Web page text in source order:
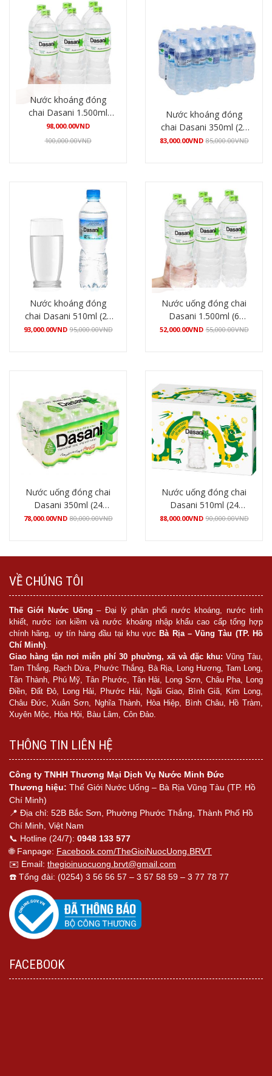
Nước khoáng đóng
chai Dasani 1.500ml
(12 chai/thùng)
98,000.00VND
100,000.00VND
Nước khoáng đóng
chai Dasani 350ml (24
chai/thùng)
83,000.00VND 85,000.00VND
Nước khoáng đóng
chai Dasani 510ml (24
chai/thùng)
93,000.00VND 95,000.00VND
Nước uống đóng chai
Dasani 1.500ml (6
chai/lốc)
52,000.00VND 55,000.00VND
Nước uống đóng chai
Dasani 350ml (24
chai/thùng)
78,000.00VND 80,000.00VND
Nước uống đóng chai
Dasani 510ml (24
chai/thùng)
88,000.00VND 90,000.00VND
VỀ CHÚNG TÔI
Thế Giới Nước Uống – Đại lý phân phối nước khoáng, nước tinh
khiết, nước ion kiềm và nước khoáng nhập khẩu cao cấp tổng hợp
chính hãng, uy tín hàng đầu tại khu vực Bà Rịa – Vũng Tàu (TP. Hồ
Chí Minh).
Giao hàng tận nơi miễn phí 30 phường, xã và đặc khu: Vũng Tàu,
Tam Thắng, Rạch Dừa, Phước Thắng, Bà Rịa, Long Hương, Tam Long,
Tân Thành, Phú Mỹ, Tân Phước, Tân Hải, Long Sơn, Châu Pha, Long
Điền, Đất Đỏ, Long Hải, Phước Hải, Ngãi Giao, Bình Giã, Kim Long,
Châu Đức, Xuân Sơn, Nghĩa Thành, Hòa Hiệp, Bình Châu, Hồ Tràm,
Xuyên Mộc, Hòa Hội, Bàu Lâm, Côn Đảo.
THÔNG TIN LIÊN HỆ
Công ty TNHH Thương Mại Dịch Vụ Nước Minh Đức
Thương hiệu: Thế Giới Nước Uống – Bà Rịa Vũng Tàu (TP. Hồ
Chí Minh)
📍 Địa chỉ: 52B Bắc Sơn, Phường Phước Thắng, Thành Phố Hồ
Chí Minh, Việt Nam
📞 Hotline (24/7): 0948 133 577
🌐 Fanpage: Facebook.com/TheGioiNuocUong.BRVT
✉️ Email: thegioinuocuong.brvt@gmail.com
☎️ Tổng đài: (0254) 3 56 56 57 – 3 57 58 59 – 3 77 78 77
FACEBOOK